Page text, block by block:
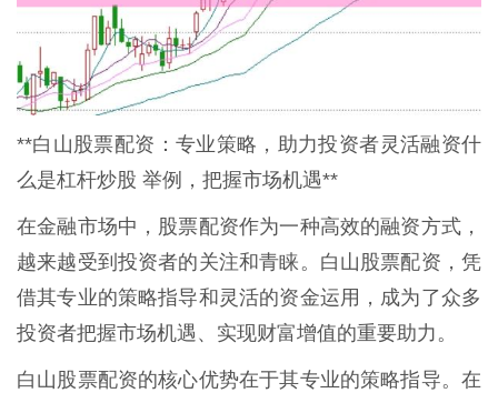
**白山股票配资：专业策略，助力投资者灵活融资什
么是杠杆炒股 举例，把握市场机遇**
在金融市场中，股票配资作为一种高效的融资方式，
越来越受到投资者的关注和青睐。白山股票配资，凭
借其专业的策略指导和灵活的资金运用，成为了众多
投资者把握市场机遇、实现财富增值的重要助力。
白山股票配资的核心优势在于其专业的策略指导。在